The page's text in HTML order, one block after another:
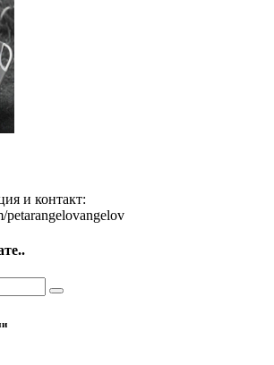
и контакт:
petarangelovangelov